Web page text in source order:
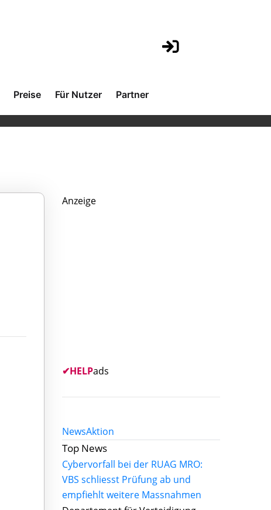
Preise Für Nutzer Partner
Anzeige
✔HELPads
NewsAktion
Top News
Cybervorfall bei der RUAG MRO:
VBS schliesst Prüfung ab und
empfiehlt weitere Massnahmen